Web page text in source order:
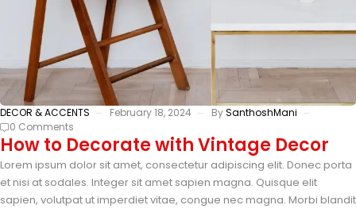
DECOR & ACCENTS February 18, 2024 BySanthoshMani
0 Comments
How to Decorate with Vintage Decor
Lorem ipsum dolor sit amet, consectetur adipiscing elit. Donec porta
et nisi at sodales. Integer sit amet sapien magna. Quisque elit
sapien, volutpat ut imperdiet vitae, congue nec magna. Morbi blandit